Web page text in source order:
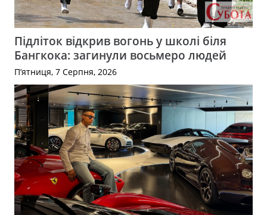
Підліток відкрив вогонь у школі біля
Бангкока: загинули восьмеро людей
П’ятниця, 7 Серпня, 2026